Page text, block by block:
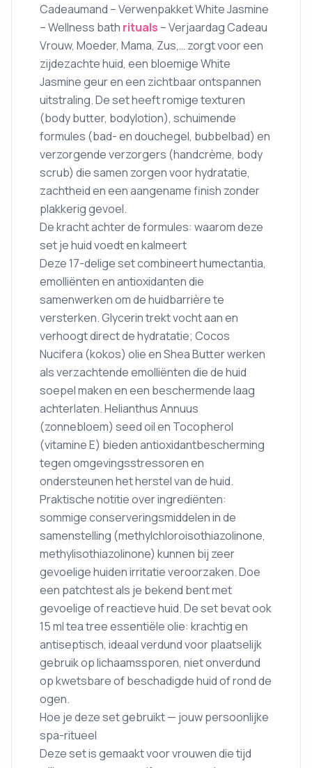
Cadeaumand – Verwenpakket White Jasmine
– Wellness bath rituals – Verjaardag Cadeau
Vrouw, Moeder, Mama, Zus,… zorgt voor een
zijdezachte huid, een bloemige White
Jasmine geur en een zichtbaar ontspannen
uitstraling. De set heeft romige texturen
(body butter, bodylotion), schuimende
formules (bad- en douchegel, bubbelbad) en
verzorgende verzorgers (handcrème, body
scrub) die samen zorgen voor hydratatie,
zachtheid en een aangename finish zonder
plakkerig gevoel.
De kracht achter de formules: waarom deze
set je huid voedt en kalmeert
Deze 17-delige set combineert humectantia,
emolliënten en antioxidanten die
samenwerken om de huidbarrière te
versterken. Glycerin trekt vocht aan en
verhoogt direct de hydratatie; Cocos
Nucifera (kokos) olie en Shea Butter werken
als verzachtende emolliënten die de huid
soepel maken en een beschermende laag
achterlaten. Helianthus Annuus
(zonnebloem) seed oil en Tocopherol
(vitamine E) bieden antioxidantbescherming
tegen omgevingsstressoren en
ondersteunen het herstel van de huid.
Praktische notitie over ingrediënten:
sommige conserveringsmiddelen in de
samenstelling (methylchloroisothiazolinone,
methylisothiazolinone) kunnen bij zeer
gevoelige huiden irritatie veroorzaken. Doe
een patchtest als je bekend bent met
gevoelige of reactieve huid. De set bevat ook
15 ml tea tree essentiële olie: krachtig en
antiseptisch, ideaal verdund voor plaatselijk
gebruik op lichaamssporen, niet onverdund
op kwetsbare of beschadigde huid of rond de
ogen.
Hoe je deze set gebruikt — jouw persoonlijke
spa-ritueel
Deze set is gemaakt voor vrouwen die tijd